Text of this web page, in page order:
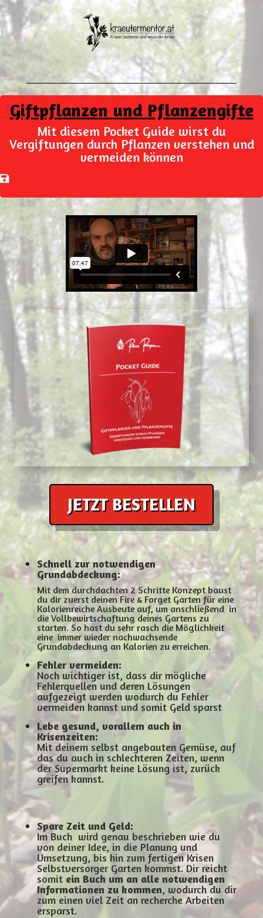
Giftpflanzen und Pflanzengifte
Mit diesem Pocket Guide wirst du
Vergiftungen durch Pflanzen verstehen und
vermeiden können
JETZT BESTELLEN
Schnell zur notwendigen
Grundabdeckung:
Mit dem durchdachten 2 Schritte Konzept baust
du dir zuerst deinen Fire & Forget Garten für eine
Kalorienreiche Ausbeute auf, um anschließend in
die Vollbewirtschaftung deines Gartens zu
starten. So hast du sehr rasch die Möglichkeit
eine immer wieder nachwachsende
Grundabdeckung an Kalorien zu erreichen.
Fehler vermeiden:
Noch wichtiger ist, dass dir mögliche
Fehlerquellen und deren Lösungen
aufgezeigt werden wodurch du Fehler
vermeiden kannst und somit Geld sparst
Lebe gesund, vorallem auch in
Krisenzeiten:
Mit deinem selbst angebauten Gemüse, auf
das du auch in schlechteren Zeiten, wenn
der Supermarkt keine Lösung ist, zurück
greifen kannst.
Spare Zeit und Geld:
Im Buch wird genau beschrieben wie du
von deiner Idee, in die Planung und
Umsetzung, bis hin zum fertigen Krisen
Selbstversorger Garten kommst. Dir reicht
somit ein Buch um an alle notwendigen
Informationen zu kommen, wodurch du dir
zum einen viel Zeit an recherche Arbeiten
ersparst.